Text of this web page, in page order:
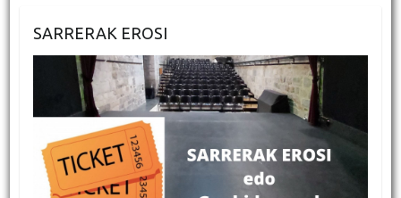
SARRERAK EROSI